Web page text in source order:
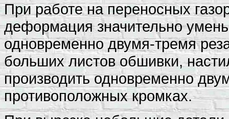
При работе на переносных
деформация значительно
одновременно двумя-тремя
больших листов обшивки,
производить одновременно
противоположных кромках.